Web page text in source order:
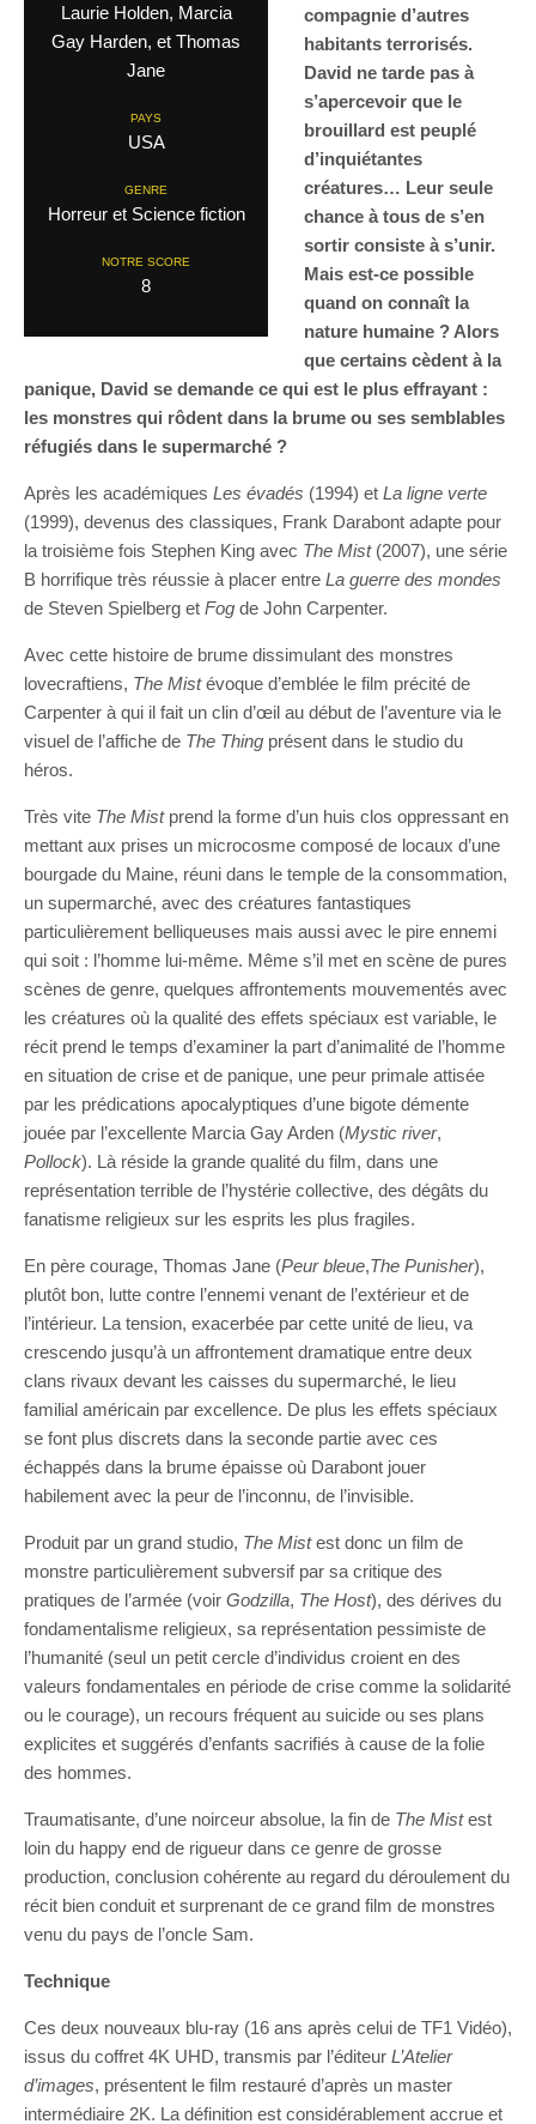
Laurie Holden, Marcia
Gay Harden, et Thomas
Jane
PAYS
USA
GENRE
Horreur et Science fiction
NOTRE SCORE
8
compagnie d’autres
habitants terrorisés.
David ne tarde pas à
s’apercevoir que le
brouillard est peuplé
d’inquiétantes
créatures… Leur seule
chance à tous de s’en
sortir consiste à s’unir.
Mais est-ce possible
quand on connaît la
nature humaine ? Alors
que certains cèdent à la
panique, David se demande ce qui est le plus effrayant :
les monstres qui rôdent dans la brume ou ses semblables
réfugiés dans le supermarché ?
Après les académiques Les évadés (1994) et La ligne verte
(1999), devenus des classiques, Frank Darabont adapte pour
la troisième fois Stephen King avec The Mist(2007), une série
B horrifique très réussie à placer entre La guerre des mondes
de Steven Spielberg et Fog de John Carpenter.
Avec cette histoire de brume dissimulant des monstres
lovecraftiens, The Mistévoque d’emblée le film précité de
Carpenter à qui il fait un clin d’œil au début de l’aventure via le
visuel de l’affiche de The Thing présent dans le studio du
héros.
Très vite The Mistprend la forme d’un huis clos oppressant en
mettant aux prises un microcosme composé de locaux d’une
bourgade du Maine, réuni dans le temple de la consommation,
un supermarché, avec des créatures fantastiques
particulièrement belliqueuses mais aussi avec le pire ennemi
qui soit : l’homme lui-même. Même s’il met en scène de pures
scènes de genre, quelques affrontements mouvementés avec
les créatures où la qualité des effets spéciaux est variable, le
récit prend le temps d’examiner la part d’animalité de l’homme
en situation de crise et de panique, une peur primale attisée
par les prédications apocalyptiques d’une bigote démente
jouée par l’excellente Marcia Gay Arden (Mystic river,
Pollock). Là réside la grande qualité du film, dans une
représentation terrible de l’hystérie collective, des dégâts du
fanatisme religieux sur les esprits les plus fragiles.
En père courage, Thomas Jane (Peur bleue,The Punisher),
plutôt bon, lutte contre l’ennemi venant de l’extérieur et de
l’intérieur. La tension, exacerbée par cette unité de lieu, va
crescendo jusqu’à un affrontement dramatique entre deux
clans rivaux devant les caisses du supermarché, le lieu
familial américain par excellence. De plus les effets spéciaux
se font plus discrets dans la seconde partie avec ces
échappés dans la brume épaisse où Darabont jouer
habilement avec la peur de l’inconnu, de l’invisible.
Produit par un grand studio, The Mistest donc un film de
monstre particulièrement subversif par sa critique des
pratiques de l’armée (voir Godzilla, The Host), des dérives du
fondamentalisme religieux, sa représentation pessimiste de
l’humanité (seul un petit cercle d’individus croient en des
valeurs fondamentales en période de crise comme la solidarité
ou le courage), un recours fréquent au suicide ou ses plans
explicites et suggérés d’enfants sacrifiés à cause de la folie
des hommes.
Traumatisante, d’une noirceur absolue, la fin de The Mistest
loin du happy end de rigueur dans ce genre de grosse
production, conclusion cohérente au regard du déroulement du
récit bien conduit et surprenant de ce grand film de monstres
venu du pays de l’oncle Sam.
Technique
Ces deux nouveaux blu-ray (16 ans après celui de TF1 Vidéo),
issus du coffret 4K UHD, transmis par l’éditeur L’Atelier
d’images, présentent le film restauré d’après un master
intermédiaire 2K. La définition est considérablement accrue et